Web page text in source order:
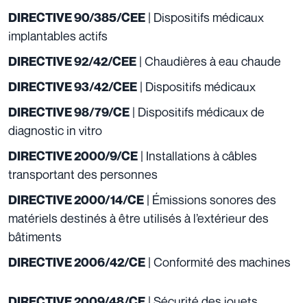
DIRECTIVE 90/385/CEE | Dispositifs médicaux
implantables actifs
DIRECTIVE 92/42/CEE | Chaudières à eau chaude
DIRECTIVE 93/42/CEE | Dispositifs médicaux
DIRECTIVE 98/79/CE | Dispositifs médicaux de
diagnostic in vitro
DIRECTIVE 2000/9/CE | Installations à câbles
transportant des personnes
DIRECTIVE 2000/14/CE | Émissions sonores des
matériels destinés à être utilisés à l’extérieur des
bâtiments
DIRECTIVE 2006/42/CE | Conformité des machines